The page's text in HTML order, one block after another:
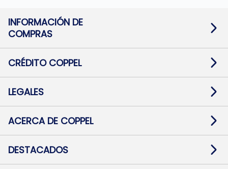
INFORMACIÓN DE
COMPRAS
Términos y condiciones
Botón de arrepentimiento
Mapa de sitio
CRÉDITO COPPEL
Solicitar Crédito
Medios de Pago
Pago Fácil Online
LEGALES
Baja contratos
Defensa al consumidor CABA
ACERCA DE COPPEL
Trabajá con Nosotros
Preguntas Frecuentes
DESTACADOS